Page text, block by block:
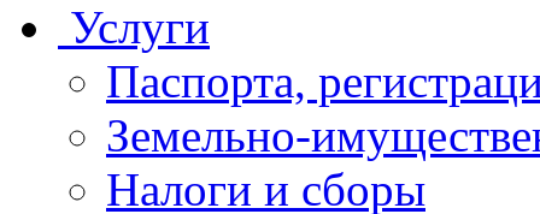
Услуги
Паспорта,
Земельно-
Налоги и сборы